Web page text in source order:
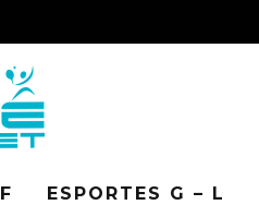
ESPORTES G – L